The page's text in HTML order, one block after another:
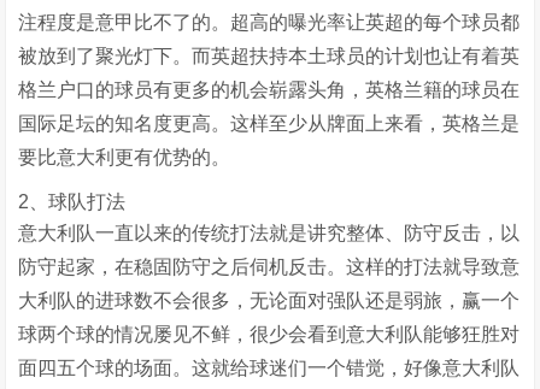
注程度是意甲比不了的。超高的曝光率让英超的每个球员都
被放到了聚光灯下。而英超扶持本土球员的计划也让有着英
格兰户口的球员有更多的机会崭露头角，英格兰籍的球员在
国际足坛的知名度更高。这样至少从牌面上来看，英格兰是
要比意大利更有优势的。
2、球队打法
意大利队一直以来的传统打法就是讲究整体、防守反击，以
防守起家，在稳固防守之后伺机反击。这样的打法就导致意
大利队的进球数不会很多，无论面对强队还是弱旅，赢一个
球两个球的情况屡见不鲜，很少会看到意大利队能够狂胜对
面四五个球的场面。这就给球迷们一个错觉，好像意大利队